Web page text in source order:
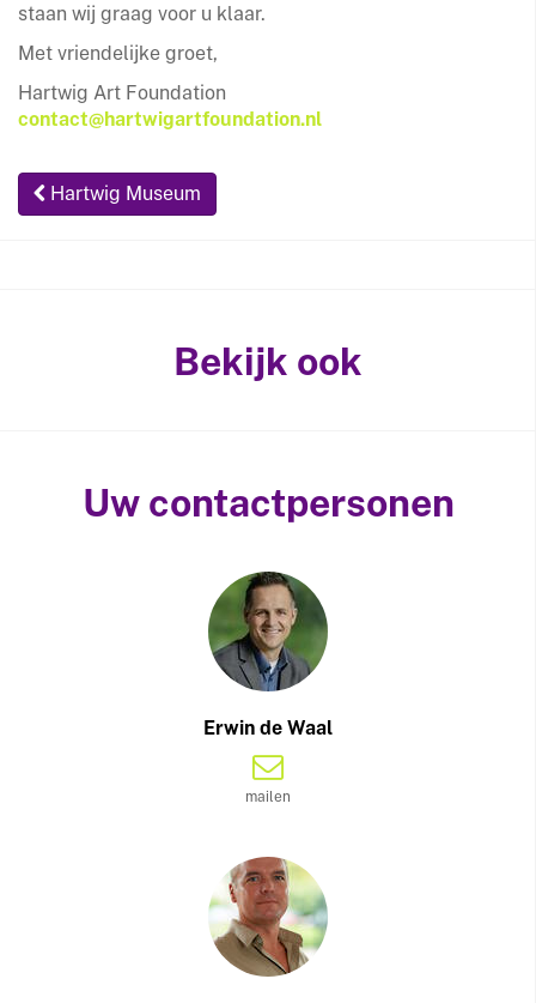
staan wij graag voor u klaar.
Met vriendelijke groet,
Hartwig Art Foundation
contact@hartwigartfoundation.nl
Hartwig Museum
Bekijk ook
Uw contactpersonen
Erwin de Waal
mailen